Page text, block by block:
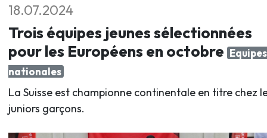
18.07.2024
Trois équipes jeunes sélectionnées
pour les Européens en octobre Equipes
nationales
La Suisse est championne continentale en titre chez
juniors garçons.